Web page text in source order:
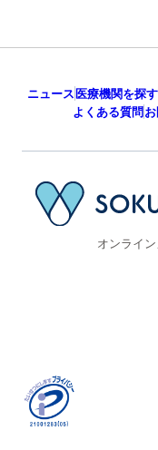
ニュース医療機関を探す
よくある質問
オンライ